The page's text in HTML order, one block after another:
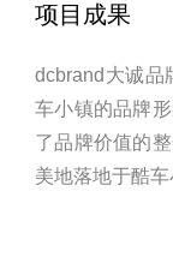
项目成果
dcbrand大诚品
车小镇的品牌
了品牌价值的
美地落地于酷车